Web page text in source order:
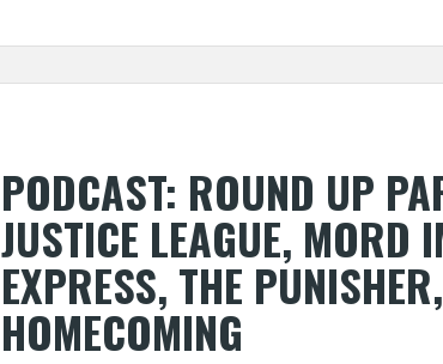
PODCAST: ROUND UP
JUSTICE LEAGUE, MORD
EXPRESS, THE
HOMECOMING